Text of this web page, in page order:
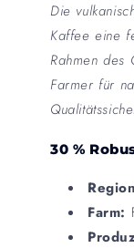
Die
Kaffee eine
Rahmen des
Farmer für
30 %
Farm: